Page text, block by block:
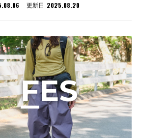
更新日 2025.08.20
FES